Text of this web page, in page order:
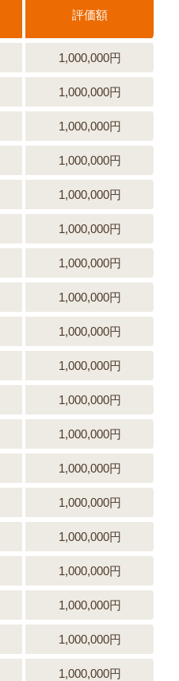
評価額
1,000,000円
1,000,000円
1,000,000円
1,000,000円
1,000,000円
1,000,000円
1,000,000円
1,000,000円
1,000,000円
1,000,000円
1,000,000円
1,000,000円
1,000,000円
1,000,000円
1,000,000円
1,000,000円
1,000,000円
1,000,000円
1,000,000円